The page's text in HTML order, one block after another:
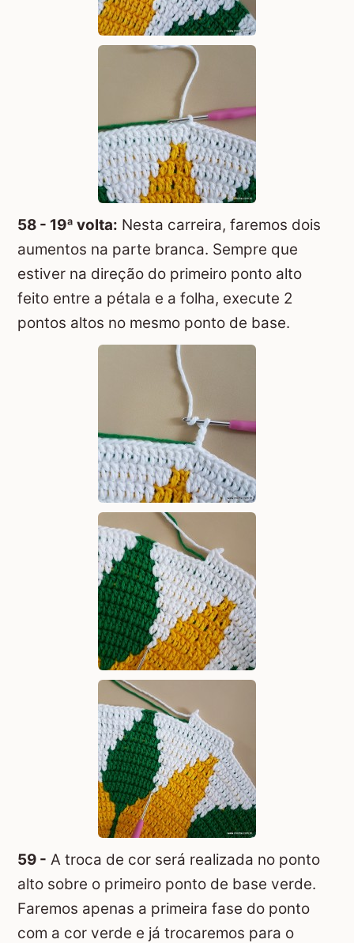
58 - 19ª volta: Nesta carreira, faremos dois
aumentos na parte branca. Sempre que
estiver na direção do primeiro ponto alto
feito entre a pétala e a folha, execute 2
pontos altos no mesmo ponto de base.
59 - A troca de cor será realizada no ponto
alto sobre o primeiro ponto de base verde.
Faremos apenas a primeira fase do ponto
com a cor verde e já trocaremos para o